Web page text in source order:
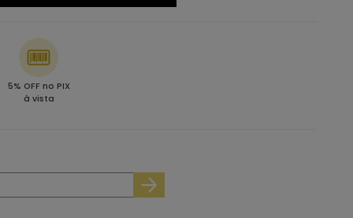
5% OFF no PIX
à vista